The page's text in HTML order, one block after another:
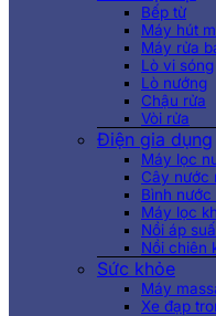
Bếp từ
Máy hút
Máy rửa
Lò vi sóng
Lò nướng
Chậu rửa
Vòi rửa
Điện gia dụng
Máy lọc
Cây nước
Bình nước
Máy lọc
Nồi áp
Nồi chiên
Sức khỏe
Máy
Xe đạp